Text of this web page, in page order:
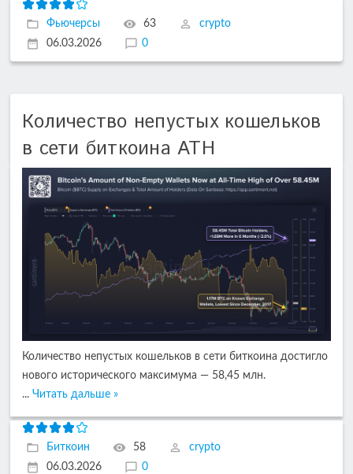
Фьючерсы 63
crypto
06.03.2026
0
Количество непустых кошельков
в сети биткоина ATH
Количество непустых кошельков в сети биткоина достигло
нового исторического максимума — 58,45 млн.
... Читать дальше »
Биткоин 58
crypto
06.03.2026
0